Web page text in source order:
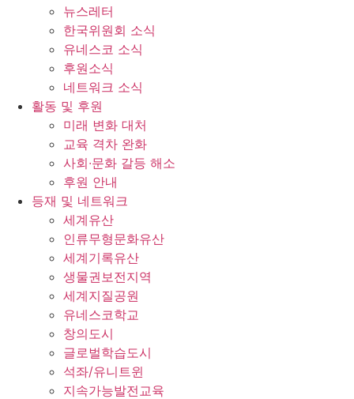
뉴스레터
한국위원회 소식
유네스코 소식
후원소식
네트워크 소식
활동 및 후원
미래 변화 대처
교육 격차 완화
사회∙문화 갈등 해소
후원 안내
등재 및 네트워크
세계유산
인류무형문화유산
세계기록유산
생물권보전지역
세계지질공원
유네스코학교
창의도시
글로벌학습도시
석좌/유니트윈
지속가능발전교육